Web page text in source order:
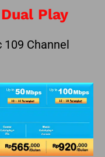
Play
109 Channel